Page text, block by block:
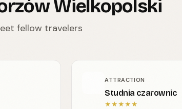
Wielkopolski
fellow travelers
ATTRACTION
Studnia czarownic
★★★★★